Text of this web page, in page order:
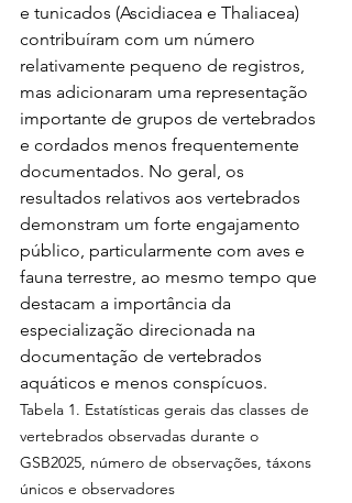
e tunicados (Ascidiacea e Thaliacea)
contribuíram com um número
relativamente pequeno de registros,
mas adicionaram uma representação
importante de grupos de vertebrados
e cordados menos frequentemente
documentados. No geral, os
resultados relativos aos vertebrados
demonstram um forte engajamento
público, particularmente com aves e
fauna terrestre, ao mesmo tempo que
destacam a importância da
especialização direcionada na
documentação de vertebrados
aquáticos e menos conspícuos.
Tabela 1. Estatísticas gerais das classes de
vertebrados observadas durante o
GSB2025, número de observações, táxons
únicos e observadores